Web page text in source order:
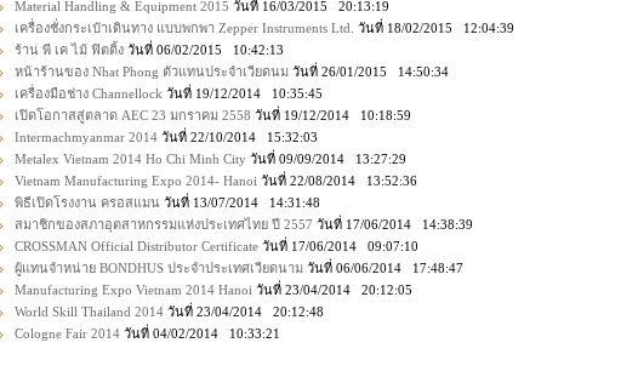
Material Handling & Equipment 2015 วันที่ 16/03/2015 20:13:19
เครื่องชั่งกระเป๋าเดินทาง แบบพกพา Zepper Instruments Ltd. วันที่ 18/02/2015 12:04:39
ร้าน พี เค ไม้ ฟิตติ้ง วันที่ 06/02/2015 10:42:13
หน้าร้านของ Nhat Phong ตัวแทนประจำเวียดนม วันที่ 26/01/2015 14:50:34
เครื่องมือช่าง Channellock วันที่ 19/12/2014 10:35:45
เปิดโอกาสสู่ตลาด AEC 23 มกราคม 2558 วันที่ 19/12/2014 10:18:59
Intermachmyanmar 2014 วันที่ 22/10/2014 15:32:03
Metalex Vietnam 2014 Ho Chi Minh City วันที่ 09/09/2014 13:27:29
Vietnam Manufacturing Expo 2014- Hanoi วันที่ 22/08/2014 13:52:36
พิธีเปิดโรงงาน ครอสแมน วันที่ 13/07/2014 14:31:48
สมาชิกของสภาอุตสาหกรรมแห่งประเทศไทย ปี 2557 วันที่ 17/06/2014 14:38:39
CROSSMAN Official Distributor Certificate วันที่ 17/06/2014 09:07:10
ผู้แทนจำหน่าย BONDHUS ประจำประเทศเวียดนาม วันที่ 06/06/2014 17:48:47
Manufacturing Expo Vietnam 2014 Hanoi วันที่ 23/04/2014 20:12:05
World Skill Thailand 2014 วันที่ 23/04/2014 20:12:48
Cologne Fair 2014 วันที่ 04/02/2014 10:33:21